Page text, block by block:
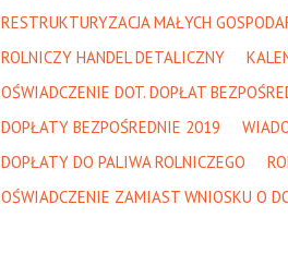
RESTRUKTURYZACJA MAŁYCH
ROLNICZY HANDEL DETALICZNY
OŚWIADCZENIE DOT. DOPŁAT
DOPŁATY BEZPOŚREDNIE 2019
DOPŁATY DO PALIWA ROLNICZEGO
OŚWIADCZENIE ZAMIAST WNIOSKU O